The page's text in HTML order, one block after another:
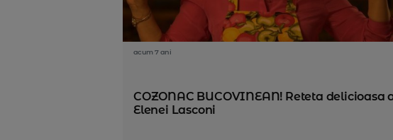
acum 7 ani
COZONAC BUCOVINEAN! Reteta delicioasa
Elenei Lasconi